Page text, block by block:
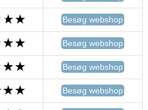
Besøg webshop
Besøg webshop
Besøg webshop
Besøg webshop